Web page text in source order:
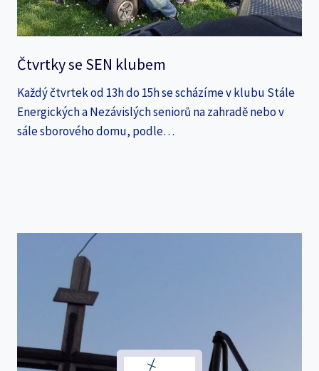
Čtvrtky se SEN klubem
Každý čtvrtek od 13h do 15h se scházíme v klubu Stále
Energických a Nezávislých seniorů na zahradě nebo v
sále sborového domu, podle…